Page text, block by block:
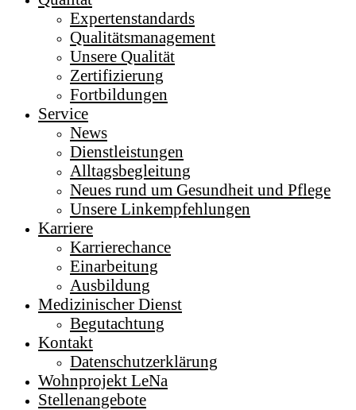
Expertenstandards
Qualitätsmanagement
Unsere Qualität
Zertifizierung
Fortbildungen
Service
News
Dienstleistungen
Alltagsbegleitung
Neues rund um Gesundheit und Pflege
Unsere Linkempfehlungen
Karriere
Karrierechance
Einarbeitung
Ausbildung
Medizinischer Dienst
Begutachtung
Kontakt
Datenschutzerklärung
Wohnprojekt LeNa
Stellenangebote